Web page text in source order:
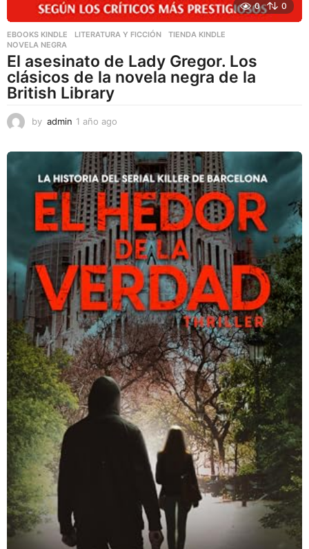
0 0
EBOOKS KINDLE ,LITERATURA Y FICCIÓN ,TIENDA KINDLE
NOVELA NEGRA
El asesinato de Lady Gregor. Los
clásicos de la novela negra de la
British Library
by admin 1 año ago
o
a
g
o